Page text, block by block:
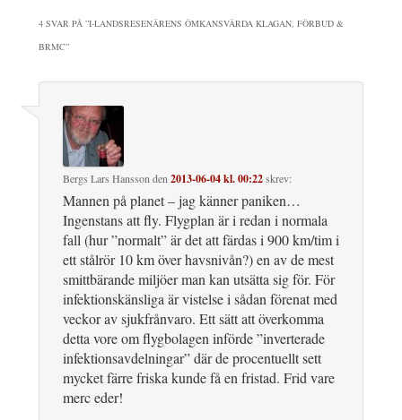
4 SVAR PÅ ”I-LANDSRESENÄRENS ÖMKANSVÄRDA KLAGAN, FÖRBUD &
BRMC”
Bergs Lars Hansson den 2013-06-04 kl. 00:22skrev:
Mannen på planet – jag känner paniken…
Ingenstans att fly. Flygplan är i redan i normala
fall (hur ”normalt” är det att färdas i 900 km/tim i
ett stålrör 10 km över havsnivån?) en av de mest
smittbärande miljöer man kan utsätta sig för. För
infektionskänsliga är vistelse i sådan förenat med
veckor av sjukfrånvaro. Ett sätt att överkomma
detta vore om flygbolagen införde ”inverterade
infektionsavdelningar” där de procentuellt sett
mycket färre friska kunde få en fristad. Frid vare
merc eder!